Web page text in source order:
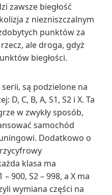
zawsze biegłość
z niezniszczalnym
punktów za
ale droga, gdyż
biegłości.
są podzielone na
D, C, B, A, S1, S2 i X. Ta
w zwykły sposób,
samochód
Dodatkowo o
klasa ma
900, S2 – 998, a X ma
wymiana części na